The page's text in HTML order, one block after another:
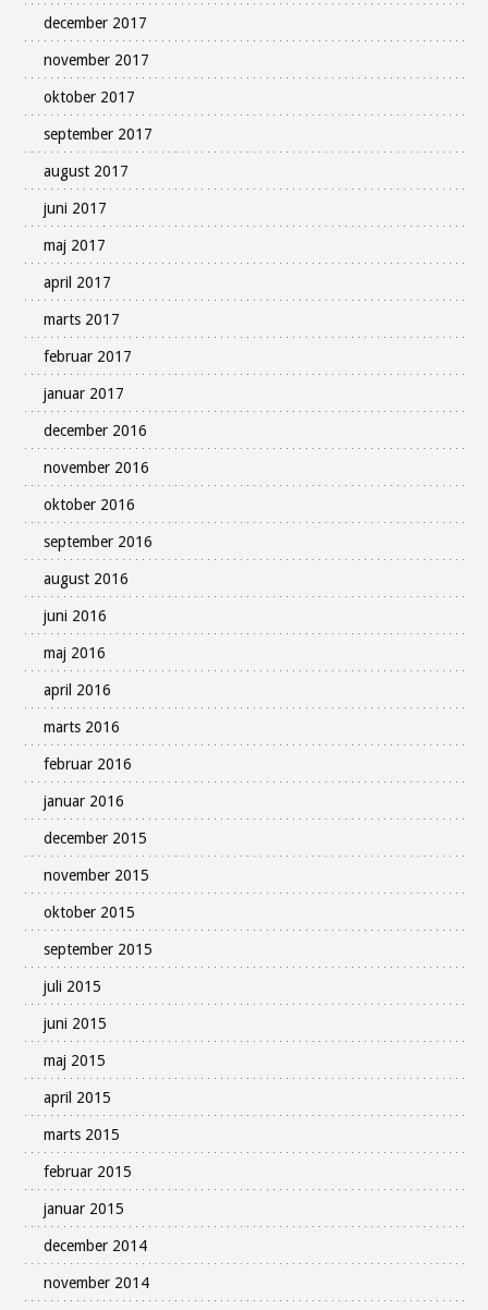
december 2017
november 2017
oktober 2017
september 2017
august 2017
juni 2017
maj 2017
april 2017
marts 2017
februar 2017
januar 2017
december 2016
november 2016
oktober 2016
september 2016
august 2016
juni 2016
maj 2016
april 2016
marts 2016
februar 2016
januar 2016
december 2015
november 2015
oktober 2015
september 2015
juli 2015
juni 2015
maj 2015
april 2015
marts 2015
februar 2015
januar 2015
december 2014
november 2014